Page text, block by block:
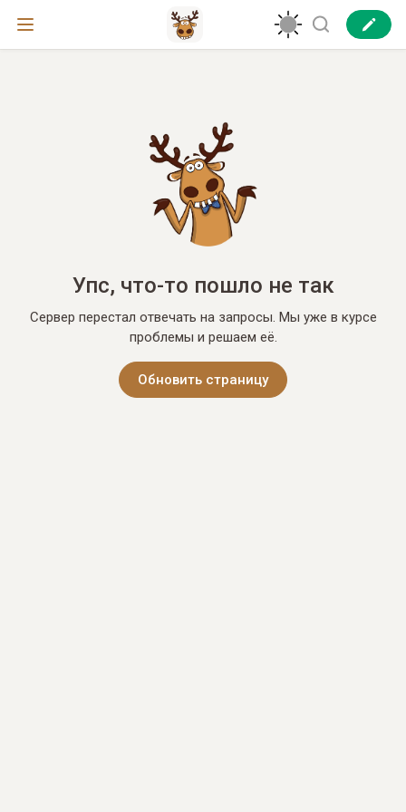
Упс, что-то пошло не так
Сервер перестал отвечать на запросы. Мы уже в курсе
проблемы и решаем её.
Обновить страницу